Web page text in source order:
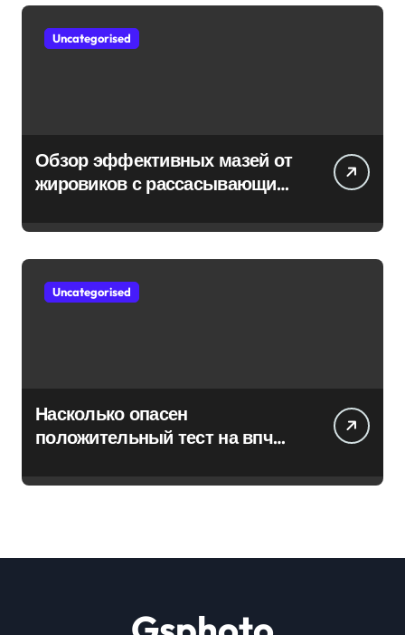
Uncategorised
Обзор эффективных мазей от
жировиков с рассасывающим
Uncategorised
Насколько опасен
положительный тест на впч